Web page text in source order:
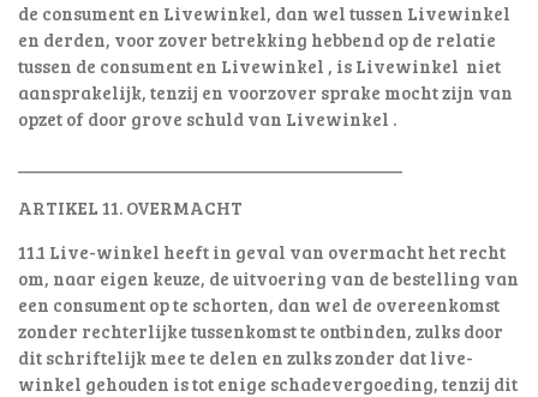
de consument en Livewinkel, dan wel tussen Livewinkel
en derden, voor zover betrekking hebbend op de relatie
tussen de consument en Livewinkel , is Livewinkel niet
aansprakelijk, tenzij en voorzover sprake mocht zijn van
opzet of door grove schuld van Livewinkel .
ARTIKEL 11. OVERMACHT
11.1 Live-winkel heeft in geval van overmacht het recht
om, naar eigen keuze, de uitvoering van de bestelling van
een consument op te schorten, dan wel de overeenkomst
zonder rechterlijke tussenkomst te ontbinden, zulks door
dit schriftelijk mee te delen en zulks zonder dat live-
winkel gehouden is tot enige schadevergoeding, tenzij dit